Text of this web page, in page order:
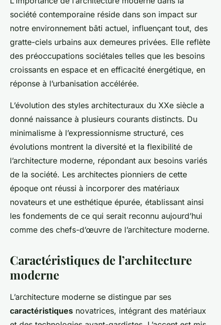
société contemporaine réside dans son impact sur
notre environnement bâti actuel, influençant tout, des
gratte-ciels urbains aux demeures privées. Elle reflète
des préoccupations sociétales telles que les besoins
croissants en espace et en efficacité énergétique, en
réponse à l’urbanisation accélérée.
L’évolution des styles architecturaux du XXe siècle a
donné naissance à plusieurs courants distincts. Du
minimalisme à l’expressionnisme structuré, ces
évolutions montrent la diversité et la flexibilité de
l’architecture moderne, répondant aux besoins variés
de la société. Les architectes pionniers de cette
époque ont réussi à incorporer des matériaux
novateurs et une esthétique épurée, établissant ainsi
les fondements de ce qui serait reconnu aujourd’hui
comme des chefs-d’œuvre de l’architecture moderne.
Caractéristiques de l’architecture
moderne
L’architecture moderne se distingue par ses
caractéristiques novatrices, intégrant des matériaux